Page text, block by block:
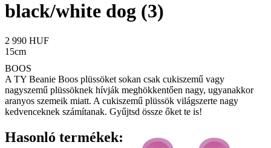
black/white dog (3)
2 990 HUF
15cm
BOOS
A TY Beanie Boos plüssöket sokan csak cukiszemű vagy
nagyszemű plüssöknek hívják meghökkentően nagy, ugyanakkor
aranyos szemeik miatt. A cukiszemű plüssök világszerte nagy
kedvenceknek számítanak. Gyűjtsd össze őket te is!
Hasonló termékek: